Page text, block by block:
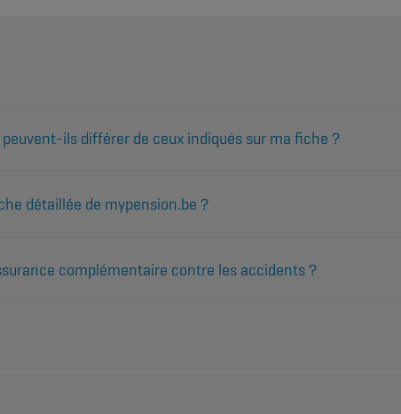
ils différer de ceux indiqués sur ma fiche ?
détaillée de mypension.be ?
complémentaire contre les accidents ?